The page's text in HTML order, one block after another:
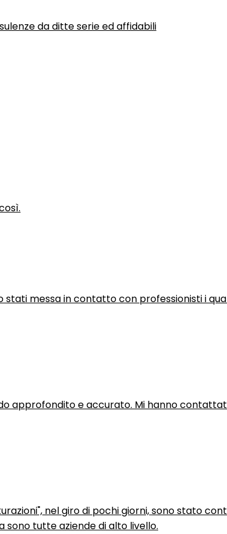
da ditte serie ed affidabili
messa in contatto con professionisti i
approfondito e accurato. Mi hanno
nel giro di pochi giorni, sono stato
tutte aziende di alto livello.